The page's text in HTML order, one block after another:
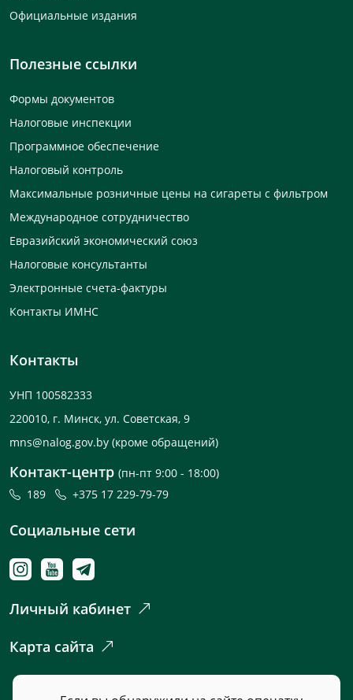
Официальные издания
Полезные ссылки
Формы документов
Налоговые инспекции
Программное обеспечение
Налоговый контроль
Максимальные розничные цены на сигареты с фильтром
Международное сотрудничество
Евразийский экономический союз
Налоговые консультанты
Электронные счета-фактуры
Контакты ИМНС
Контакты
УНП 100582333
220010, г. Минск, ул. Советская, 9
mns@nalog.gov.by (кроме обращений)
Контакт-центр (пн-пт 9:00 - 18:00)
189
+375 17 229-79-79
Социальные сети
Личный кабинет
Карта сайта